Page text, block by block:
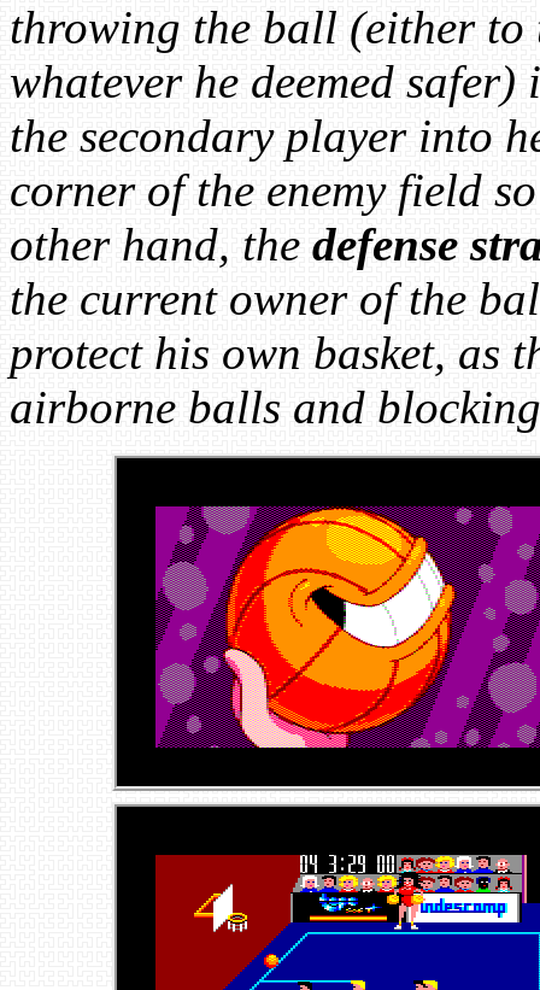
throwing the ball (either to
whatever he deemed
the secondary player into
corner of the enemy field
other hand, the defense
the current owner of the
protect his own basket, as
airborne balls and